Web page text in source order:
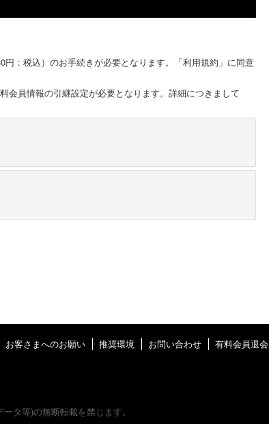
：税込）のお手続きが必要となります。「利用規約」に同意
会員情報の引継設定が必要となります。詳細につきまして
お客さまへのお願い 推奨環境 お問い合わせ 有料会員退会
タ等)の無断転載を禁じます。